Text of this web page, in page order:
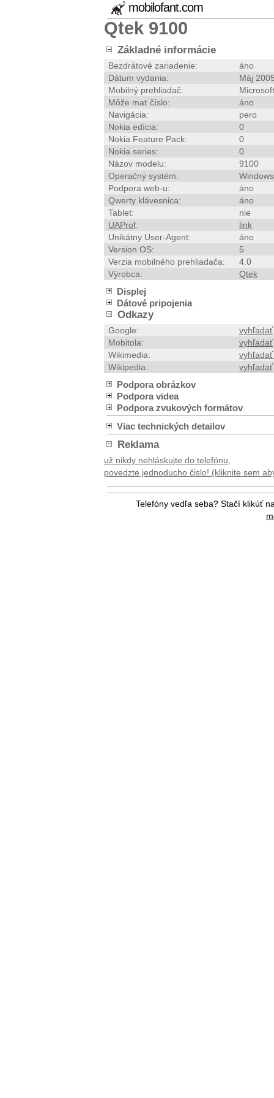
mobilofant.com
Qtek 9100
Základné informácie
Bezdrátové zariadenie:
áno
Dátum vydania:
Máj
Mobilný prehliadač:
Môže mať číslo:
áno
Navigácia:
pero
Nokia edícia:
0
Nokia Feature Pack:
0
Nokia series:
0
Názov modelu:
9100
Operačný systém:
Podpora web-u:
áno
Qwerty klávesnica:
áno
Tablet:
nie
UAProf:
link
Unikátny User-Agent:
áno
Version OS:
5
Verzia mobilného prehliadača:
4.0
Výrobca:
Qtek
Displej
Dátové pripojenia
Odkazy
Google:
vyhľadať
Mobitola:
vyhľadať
Wikimedia:
Wikipedia:
vyhľadať
Podpora obrázkov
Podpora videa
Podpora zvukových formátov
Viac technických detailov
Reklama
už nikdy nehláskujte do telefónu,
povedzte jednoducho čislo! (kliknite sem
Telefóny vedľa seba? Stačí klikúť